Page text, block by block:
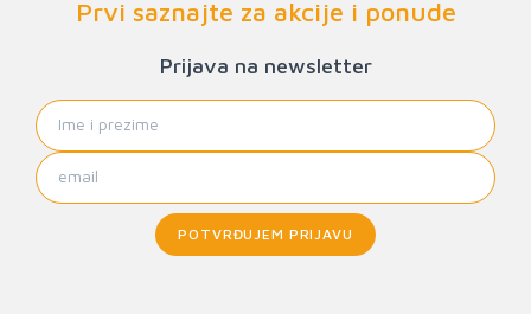
Prvi saznajte za akcije i ponude
Prijava na newsletter
POTVRĐUJEM PRIJAVU